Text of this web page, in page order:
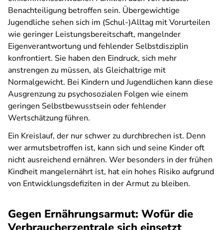
Benachteiligung betroffen sein. Übergewichtige
Jugendliche sehen sich im (Schul-)Alltag mit Vorurteilen
wie geringer Leistungsbereitschaft, mangelnder
Eigenverantwortung und fehlender Selbstdisziplin
konfrontiert. Sie haben den Eindruck, sich mehr
anstrengen zu müssen, als Gleichaltrige mit
Normalgewicht. Bei Kindern und Jugendlichen kann diese
Ausgrenzung zu psychosozialen Folgen wie einem
geringen Selbstbewusstsein oder fehlender
Wertschätzung führen.
Ein Kreislauf, der nur schwer zu durchbrechen ist. Denn
wer armutsbetroffen ist, kann sich und seine Kinder oft
nicht ausreichend ernähren. Wer besonders in der frühen
Kindheit mangelernährt ist, hat ein hohes Risiko aufgrund
von Entwicklungsdefiziten in der Armut zu bleiben.
Gegen Ernährungsarmut: Wofür die